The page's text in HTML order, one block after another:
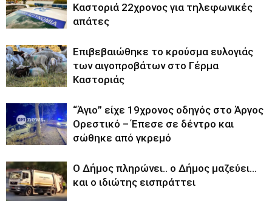
Καστοριά 22χρονος για τηλεφωνικές
απάτες
Επιβεβαιώθηκε το κρούσμα ευλογιάς
των αιγοπροβάτων στο Γέρμα
Καστοριάς
“Άγιο” είχε 19χρονος οδηγός στο Άργος
Ορεστικό – Έπεσε σε δέντρο και
σώθηκε από γκρεμό
Ο Δήμος πληρώνει.. o Δήμος μαζεύει…
και ο ιδιώτης εισπράττει